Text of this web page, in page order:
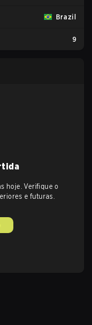
Brazil
9
hoje. Verifique o
e futuras.